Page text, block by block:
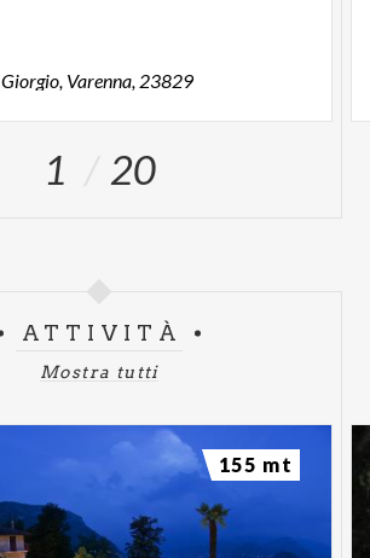
Giorgio, Varenna, 23829
1 20
ATTIVITÀ
Mostra tutti
155 mt